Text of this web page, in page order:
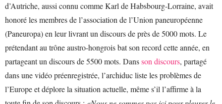
d’Autriche, aussi connu commeKarl de Habsbourg-Lorraine, avait
honoré les membres del’association de l’Union paneuropéenne
(Paneuropa) en leur livrant un discours de près de 5000 mots. Le
prétendant au trône austro-hongrois bat son record cette année, en
partageant un discours de 5500 mots. Dansson discours, partagé
dans une vidéo préenregistrée, l’archiduc liste les problèmes de
l’Europe et déplore la situation actuelle, même s’il l’affirme à la